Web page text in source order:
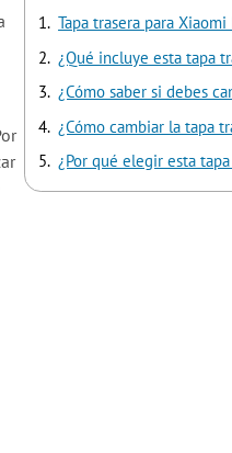
Tapa trasera para
¿Qué incluye esta tapa
¿Cómo saber si debes
¿Cómo cambiar la tapa
¿Por qué elegir esta